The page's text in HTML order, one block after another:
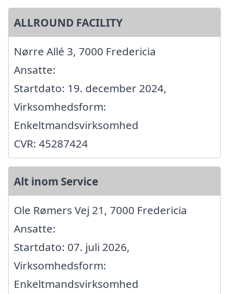
ALLROUND FACILITY
Nørre Allé 3, 7000 Fredericia
Ansatte:
Startdato: 19. december 2024,
Virksomhedsform:
Enkeltmandsvirksomhed
CVR: 45287424
Alt inom Service
Ole Rømers Vej 21, 7000 Fredericia
Ansatte:
Startdato: 07. juli 2026,
Virksomhedsform:
Enkeltmandsvirksomhed